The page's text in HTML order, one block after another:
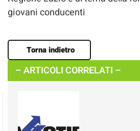
giovani conducenti
Torna indietro
– ARTICOLI CORRELATI –